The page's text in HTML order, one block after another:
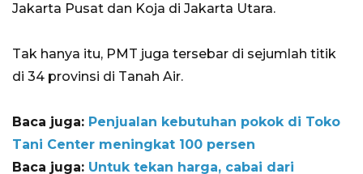
Jakarta Pusat dan Koja di Jakarta Utara.
Tak hanya itu, PMT juga tersebar di sejumlah titik
di 34 provinsi di Tanah Air.
Baca juga: Penjualan kebutuhan pokok di Toko
Tani Center meningkat 100 persen
Baca juga: Untuk tekan harga, cabai dari